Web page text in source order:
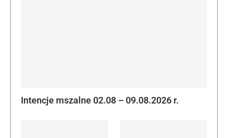
Intencje mszalne 02.08 – 09.08.2026 r.